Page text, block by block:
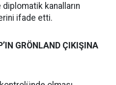
kanalların
ifade etti.
GRÖNLAND ÇIKIŞINA